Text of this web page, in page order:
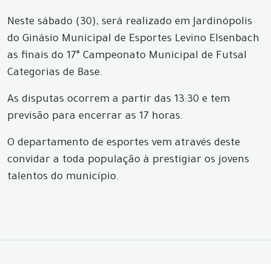
Neste sábado (30), será realizado em Jardinópolis
do Ginásio Municipal de Esportes Levino Elsenbach
as finais do 17° Campeonato Municipal de Futsal
Categorias de Base.
As disputas ocorrem a partir das 13:30 e tem
previsão para encerrar as 17 horas.
O departamento de esportes vem através deste
convidar a toda população à prestigiar os jovens
talentos do município.